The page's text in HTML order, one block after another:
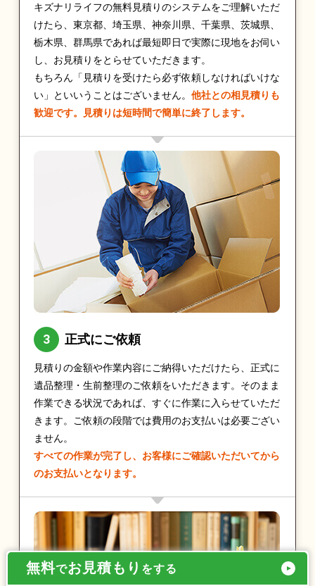
キズナリライフの無料見積りのシステムをご理解いただ
けたら、東京都、埼玉県、神奈川県、千葉県、茨城県、
栃木県、群馬県であれば最短即日で実際に現地をお伺い
し、お見積りをとらせていただきます。
もちろん「見積りを受けたら必ず依頼しなければいけな
い」といいうことはございません。 他社との相見積りも
歓迎です。見積りは短時間で簡単に終了します。
正式にご依頼
見積りの金額や作業内容にご納得いただけたら、正式に
遺品整理・生前整理のご依頼をいただきます。そのまま
作業できる状況であれば、すぐに作業に入らせていただ
きます。ご依頼の段階では費用のお支払いは必要ござい
ません。
すべての作業が完了し、お客様にご確認いただいてから
のお支払いとなります。
無料でお見積もり をする